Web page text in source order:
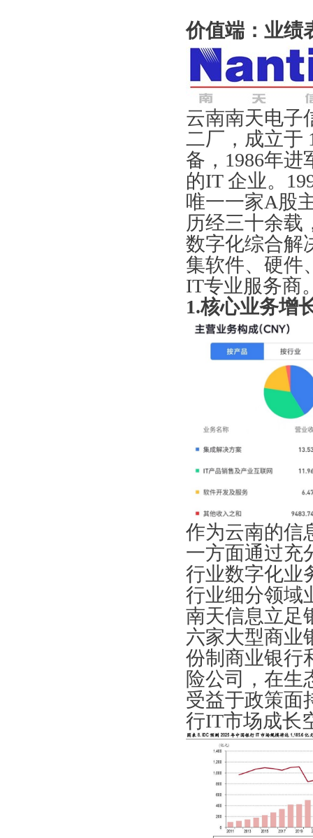
价值端：业绩
云南南天电子
二厂，成立于
备，1986年
的IT 企业。
唯一一家A股
历经三十余载
数字化综合解
集软件、硬件
IT专业服务商
1.核心业务增
作为云南的信
一方面通过充
行业数字化业
行业细分领域
南天信息立足
六家大型商业
份制商业银行
险公司，在生
受益于政策面
行IT市场成长